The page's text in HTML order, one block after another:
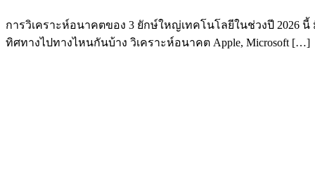
การวิเคราะห์อนาคตของ 3 ยักษ์ใหญ่เทคโนโลยีในช่วงปี 2026
ทิศทางไปทางไหนกันบ้าง วิเคราะห์อนาคต Apple, Microsoft […]